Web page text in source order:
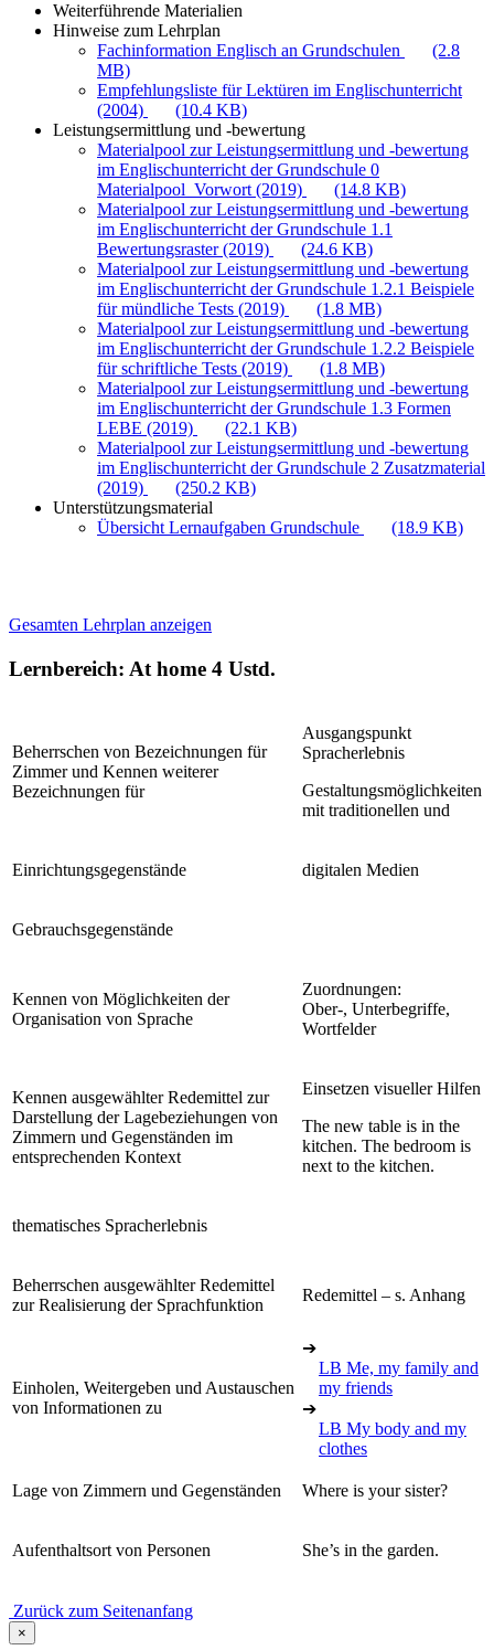
Weiterführende Materialien
Hinweise zum Lehrplan
Fachinformation Englisch an Grundschulen
(2.8
MB)
Empfehlungsliste für Lektüren im Englischunterricht
(2004)
(10.4 KB)
Leistungsermittlung und -bewertung
Materialpool zur Leistungsermittlung und -bewertung
im Englischunterricht der Grundschule 0
Materialpool_Vorwort (2019)
(14.8 KB)
Materialpool zur Leistungsermittlung und -bewertung
im Englischunterricht der Grundschule 1.1
Bewertungsraster (2019)
(24.6 KB)
Materialpool zur Leistungsermittlung und -bewertung
im Englischunterricht der Grundschule 1.2.1 Beispiele
für mündliche Tests (2019)
(1.8 MB)
Materialpool zur Leistungsermittlung und -bewertung
im Englischunterricht der Grundschule 1.2.2 Beispiele
für schriftliche Tests (2019)
(1.8 MB)
Materialpool zur Leistungsermittlung und -bewertung
im Englischunterricht der Grundschule 1.3 Formen
LEBE (2019)
(22.1 KB)
Materialpool zur Leistungsermittlung und -bewertung
im Englischunterricht der Grundschule 2 Zusatzmaterial
(2019)
(250.2 KB)
Unterstützungsmaterial
Übersicht Lernaufgaben Grundschule
(18.9 KB)
Gesamten Lehrplan anzeigen
Lernbereich: At home 4 Ustd.
Beherrschen von Bezeichnungen für
Zimmer und Kennen weiterer
Bezeichnungen für
Ausgangspunkt
Spracherlebnis
Gestaltungsmöglichkeiten
mit traditionellen und
Einrichtungsgegenstände digitalen Medien
Gebrauchsgegenstände
Kennen von Möglichkeiten der
Organisation von Sprache
Zuordnungen:
Ober-, Unterbegriffe,
Wortfelder
Kennen ausgewählter Redemittel zur
Darstellung der Lagebeziehungen von
Zimmern und Gegenständen im
entsprechenden Kontext
Einsetzen visueller Hilfen
The new table is in the
kitchen. The bedroom is
next to the kitchen.
thematisches Spracherlebnis
Beherrschen ausgewählter Redemittel
zur Realisierung der Sprachfunktion
Redemittel – s. Anhang
Einholen, Weitergeben und Austauschen
von Informationen zu
➔
LB Me, my family and
my friends
➔
LB My body and my
clothes
Lage von Zimmern und Gegenständen Where is your sister?
Aufenthaltsort von Personen She’s in the garden.
Zurück zum Seitenanfang
×